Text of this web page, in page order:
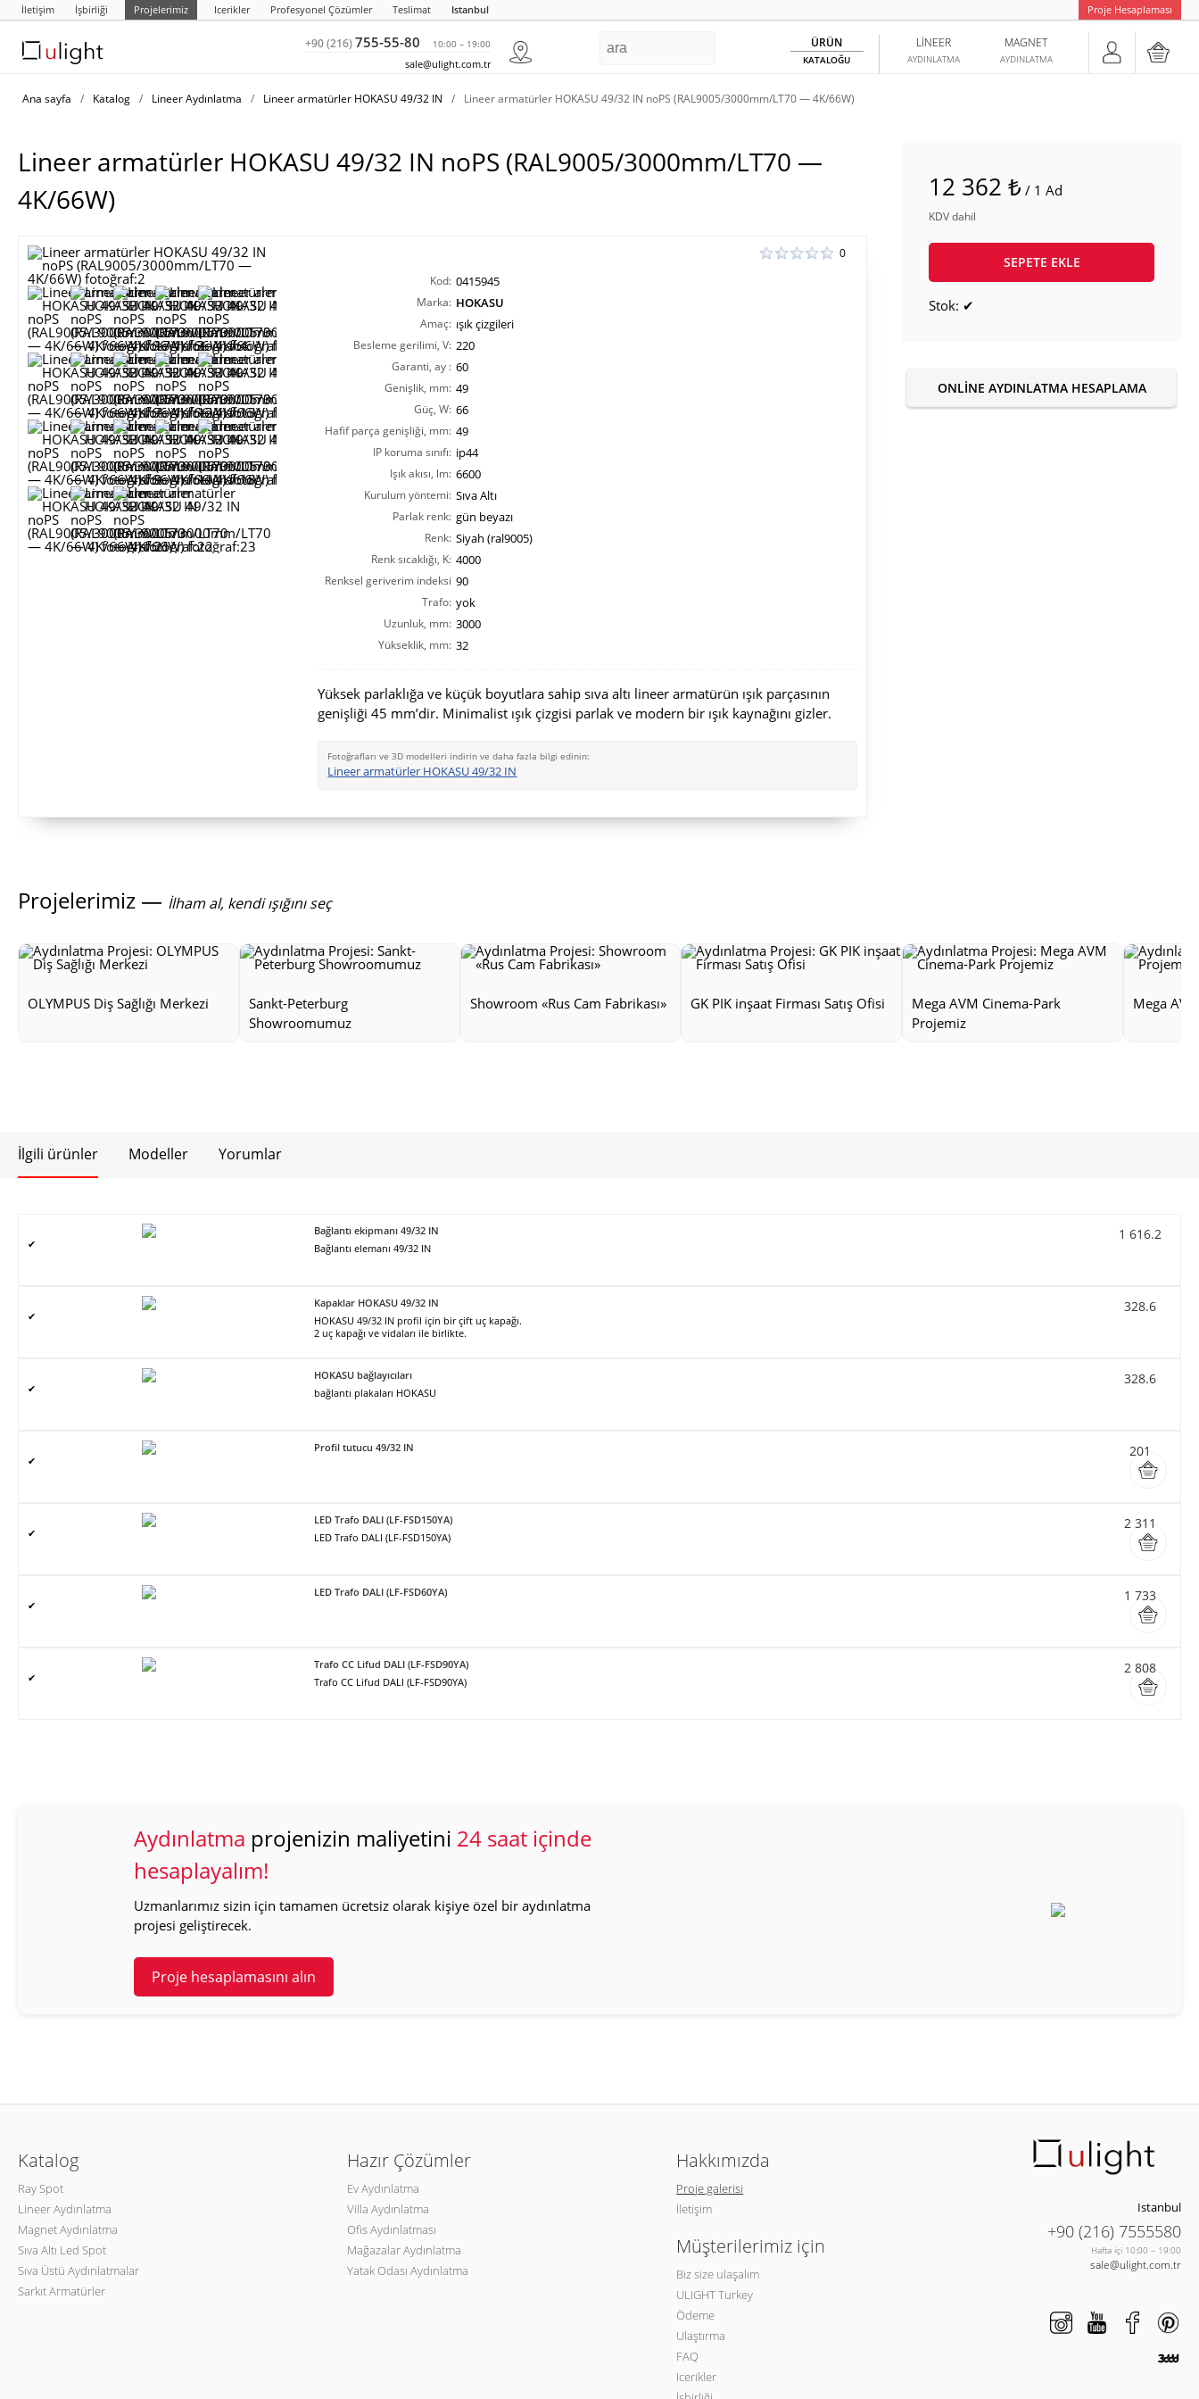
İletişim İşbirliği Projelerimiz Icerikler Profesyonel Çözümler Teslimat Istanbul Proje Hesaplaması
+90 (216)755-55-80 10:00 – 19:00
sale@ulight.com.tr
MAGNET
AYDINLATMA
LINEER
AYDINLATMA
ÜRÜN
KATALOĞU
Ana sayfa / Katalog / Lineer Aydınlatma / Lineer armatürler HOKASU 49/32 IN / Lineer armatürler HOKASU 49/32 IN noPS (RAL9005/3000mm/LT70 — 4K/66W)
Lineer armatürler HOKASU 49/32 IN noPS (RAL9005/3000mm/LT70 —
4K/66W)
0
Kod: 0415945
Marka: HOKASU
Amaç: ışık çizgileri
Besleme gerilimi, V: 220
Garanti, ay : 60
Genişlik, mm: 49
Güç, W: 66
Hafif parça genişliği, mm: 49
IP koruma sınıfı: ip44
Işık akısı, lm: 6600
Kurulum yöntemi: Sıva Altı
Parlak renk: gün beyazı
Renk: Siyah (ral9005)
Renk sıcaklığı, K: 4000
Renksel geriverim indeksi
CRI(Ra):
90
Trafo: yok
Uzunluk, mm: 3000
Yükseklik, mm: 32
Yüksek parlaklığa ve küçük boyutlara sahip sıva altı lineer armatürün ışık parçasının
genişliği 45 mm’dir. Minimalist ışık çizgisi parlak ve modern bir ışık kaynağını gizler.
Fotoğrafları ve 3D modelleri indirin ve daha fazla bilgi edinin:
Lineer armatürler HOKASU 49/32 IN
12 362 ₺ / 1 Ad
KDV dahil
SEPETE EKLE
Stok: ✔
ONLINE AYDINLATMA HESAPLAMA
Projelerimiz — İlham al, kendi ışığını seç
OLYMPUS Diş Sağlığı Merkezi
Sankt-Peterburg
Showroomumuz
Showroom «Rus Cam Fabrikası» GK PIK inşaat Firması Satış Ofisi
Mega AVM Cinema-Park
Projemiz
Mega
İlgili ürünler Modeller Yorumlar
✔
Bağlantı ekipmanı 49/32 IN
Bağlantı elemanı 49/32 IN
1 616.2
✔
Kapaklar HOKASU 49/32 IN
HOKASU 49/32 IN profil için bir çift uç kapağı.
2 uç kapağı ve vidaları ile birlikte.
328.6
✔
HOKASU bağlayıcıları
bağlantı plakaları HOKASU
328.6
✔
Profil tutucu 49/32 IN 201
✔
LED Trafo DALI (LF-FSD150YA)
LED Trafo DALI (LF-FSD150YA)
2 311
✔
LED Trafo DALI (LF-FSD60YA) 1 733
✔
Trafo CC Lifud DALI (LF-FSD90YA)
Trafo CC Lifud DALI (LF-FSD90YA)
2 808
Aydınlatma projenizin maliyetini 24 saat içinde
hesaplayalım!
Uzmanlarımız sizin için tamamen ücretsiz olarak kişiye özel bir aydınlatma
projesi geliştirecek.
Proje hesaplamasını alın
Katalog
Ray Spot
Lineer Aydınlatma
Magnet Aydınlatma
Sıva Altı Led Spot
Sıva Üstü Aydınlatmalar
Sarkıt Armatürler
Hazır Çözümler
Ev Aydınlatma
Villa Aydınlatma
Ofis Aydınlatması
Mağazalar Aydınlatma
Yatak Odası Aydınlatma
Hakkımızda
Proje galerisi
İletişim
Müşterilerimiz için
Biz size ulaşalım
ULIGHT Turkey
Ödeme
Ulaştırma
FAQ
Icerikler
Istanbul
+90 (216) 7555580
Hafta içi 10:00 – 19:00
sale@ulight.com.tr